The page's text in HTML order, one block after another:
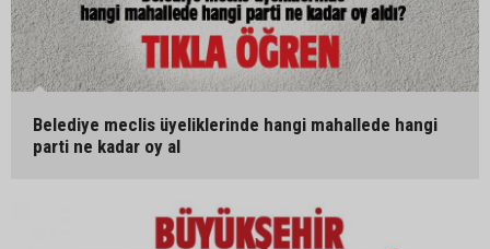
Belediye meclis üyeliklerinde hangi mahallede hangi
parti ne kadar oy al